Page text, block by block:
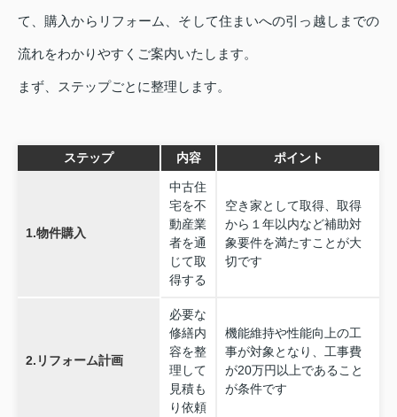
て、購入からリフォーム、そして住まいへの引っ越しまでの
流れをわかりやすくご案内いたします。
まず、ステップごとに整理します。
ステップ 内容 ポイント
1.物件購入
中古住
宅を不
動産業
者を通
じて取
得する
空き家として取得、取得
から１年以内など補助対
象要件を満たすことが大
切です
2.リフォーム計画
必要な
修繕内
容を整
理して
見積も
り依頼
機能維持や性能向上の工
事が対象となり、工事費
が20万円以上であること
が条件です